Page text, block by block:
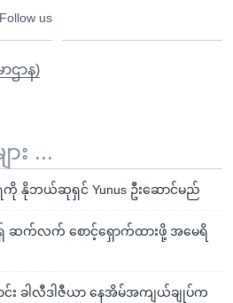
Follow us
ဌာန)
း ...
ရကို နိုဘယ်ဆုရှင် Yunus ဦးဆောင်မည်
ဆက်လက် စောင့်ရှောက်ထားဖို့ အမေရိ
ာင်း ခါလီဒါဇီယာ နေအိမ်အကျယ်ချုပ်က